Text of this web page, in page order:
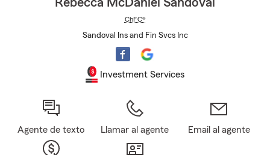
ChFC®
Sandoval Ins and Fin Svcs Inc
Investment Services
Agente de texto Llamar al agente Email al agente